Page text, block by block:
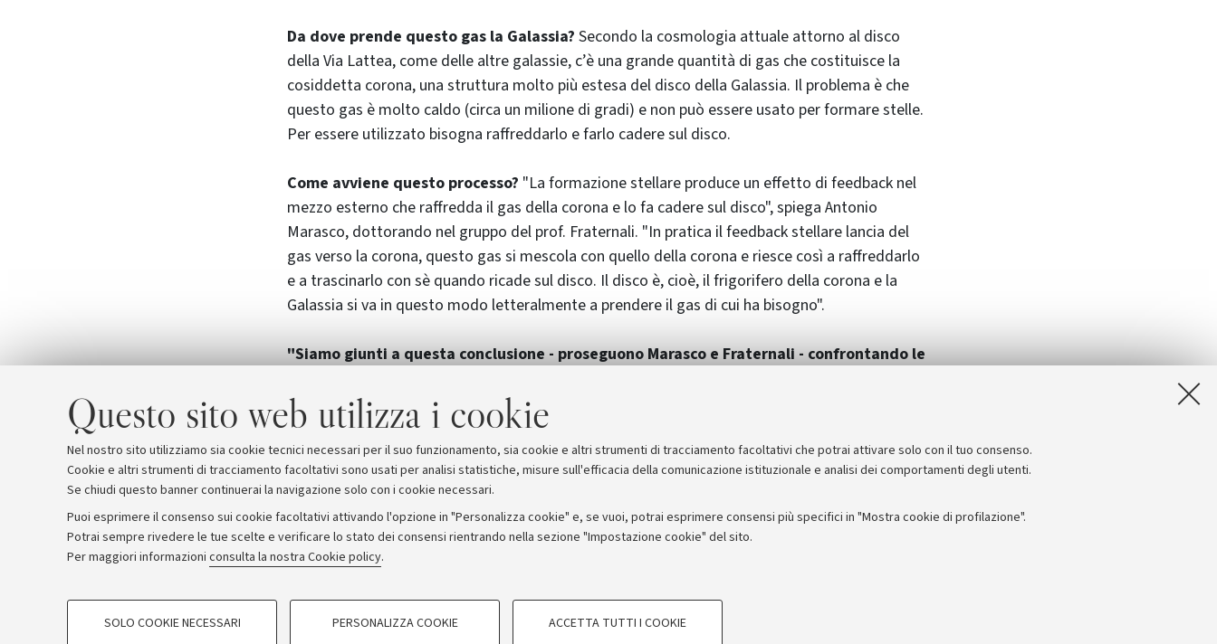
Questo sito web utilizza i cookie
Nel nostro sito utilizziamo sia cookie tecnici necessari per il suo funzionamento, sia cookie e altri strumenti di tracciamento facoltativi che potrai attivare solo con il tuo consenso.
Cookie e altri strumenti di tracciamento facoltativi sono usati per analisi statistiche, misure sull'efficacia della comunicazione istituzionale e analisi dei comportamenti degli utenti.
Se chiudi questo banner continuerai la navigazione solo con i cookie necessari.
Puoi esprimere il consenso sui cookie facoltativi attivando l'opzione in "Personalizza cookie" e, se vuoi, potrai esprimere consensi più specifici in "Mostra cookie di profilazione".
Potrai sempre rivedere le tue scelte e verificare lo stato dei consensi rientrando nella sezione "Impostazione cookie" del sito.
Per maggiori informazioni consulta la nostra Cookie policy.
COOKIE DI PROFILAZIONE - FACOLTATIVI COOKIE TECNICI - NECESSARI
SOLO COOKIE NECESSARI PERSONALIZZA COOKIE ACCETTA TUTTI I COOKIE
Da dove prende questo gas la Galassia? Secondo la cosmologia attuale attorno al disco
della Via Lattea, come delle altre galassie, c’è una grande quantità di gas che costituisce la
cosiddetta corona, una struttura molto più estesa del disco della Galassia. Il problema è che
questo gas è molto caldo (circa un milione di gradi) e non può essere usato per formare stelle.
Per essere utilizzato bisogna raffreddarlo e farlo cadere sul disco.
Come avviene questo processo? "La formazione stellare produce un effetto di feedback nel
mezzo esterno che raffredda il gas della corona e lo fa cadere sul disco", spiega Antonio
Marasco, dottorando nel gruppo del prof. Fraternali. "In pratica il feedback stellare lancia del
gas verso la corona, questo gas si mescola con quello della corona e riesce così a raffreddarlo
e a trascinarlo con sè quando ricade sul disco. Il disco è, cioè, il frigorifero della corona e la
Galassia si va in questo modo letteralmente a prendere il gas di cui ha bisogno".
"Siamo giunti a questa conclusione - proseguono Marasco e Fraternali - confrontando le
delle nubi di gas che stanno cadendo sul disco. Queste nubi sono il risultato dell'interazione tra
il gas lanciato dal disco con quello che si trova nella corona. La nostra Galassia può continuare
a nutrirsi così per vari miliardi di anni ancora".
Archivio Comunicati stampa Redazione Rassegna stampa
© Copyright 2026 - ALMA MATER STUDIORUM - Università di Bologna - Via Zamboni, 33 - 40126 Bologna - PI: 01131710376 - CF: 80007010376